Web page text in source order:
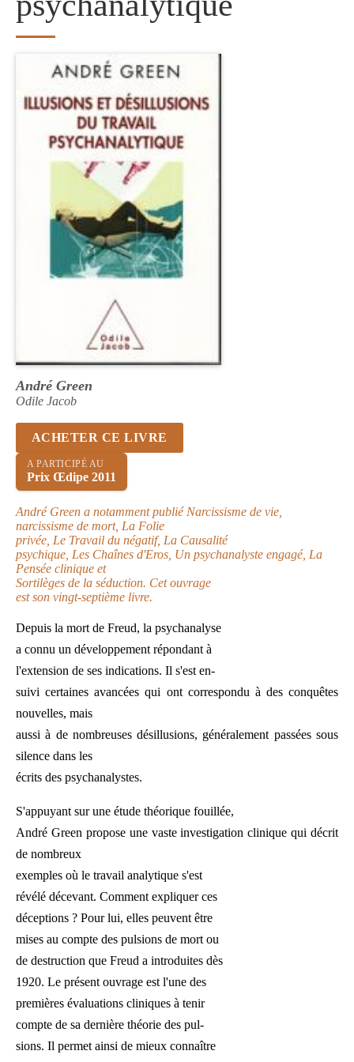
André Green
Odile Jacob
ACHETER CE LIVRE
A PARTICIPÉ AU
Prix Œdipe 2011
André Green a notamment publié Narcissisme de vie,
narcissisme de mort, La Folie
privée, Le Travail du négatif, La Causalité
psychique, Les Chaînes d'Eros, Un psychanalyste engagé, La
Pensée clinique et
Sortilèges de la séduction. Cet ouvrage
est son vingt-septième livre.
Depuis la mort de Freud, la psychanalyse
a connu un développement répondant à
l'extension de ses indications. Il s'est en-
suivi certaines avancées qui ont correspondu à des conquêtes
nouvelles, mais
aussi à de nombreuses désillusions, généralement passées sous
silence dans les
écrits des psychanalystes.
S'appuyant sur une étude théorique fouillée,
André Green propose une vaste investigation clinique qui décrit
de nombreux
exemples où le travail analytique s'est
révélé décevant. Comment expliquer ces
déceptions ? Pour lui, elles peuvent être
mises au compte des pulsions de mort ou
de destruction que Freud a introduites dès
1920. Le présent ouvrage est l'une des
premières évaluations cliniques à tenir
compte de sa dernière théorie des pul-
sions. Il permet ainsi de mieux connaître